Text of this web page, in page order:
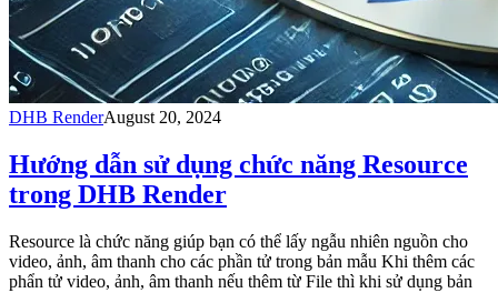
DHB RenderAugust 20, 2024
Hướng dẫn sử dụng chức năng Resource
trong DHB Render
Resource là chức năng giúp bạn có thể lấy ngẫu nhiên nguồn cho
video, ảnh, âm thanh cho các phần tử trong bản mẫu Khi thêm các
phẩn tử video, ảnh, âm thanh nếu thêm từ File thì khi sử dụng bản